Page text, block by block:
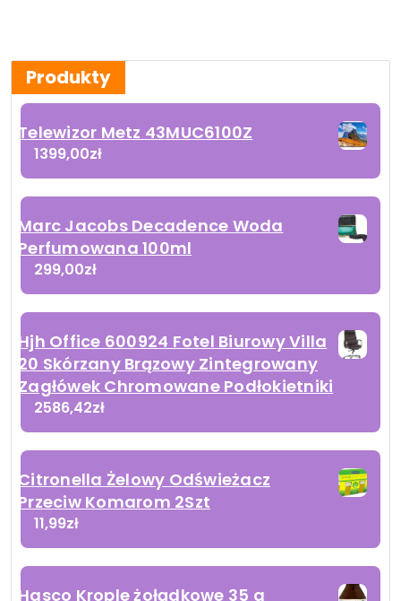
Produkty
Telewizor Metz 43MUC6100Z
1399,00zł
Marc Jacobs Decadence Woda
Perfumowana 100ml
299,00zł
Hjh Office 600924 Fotel Biurowy Villa
20 Skórzany Brązowy Zintegrowany
Zagłówek Chromowane Podłokietniki
2586,42zł
Citronella Żelowy Odświeżacz
Przeciw Komarom 2Szt
11,99zł
Hasco Krople żołądkowe 35 g